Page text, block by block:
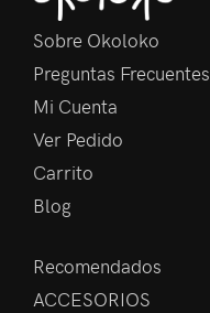
Sobre Okoloko
Preguntas Frecuentes
Mi Cuenta
Ver Pedido
Carrito
Blog
Recomendados
ACCESORIOS